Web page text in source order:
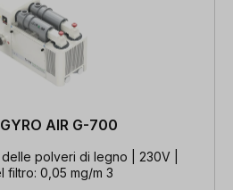
AIR G-700
polveri di legno | 230V |
filtro: 0,05 mg/m 3